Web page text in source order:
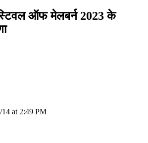
ऑफ मेलबर्न 2023 के
14 at 2:49 PM